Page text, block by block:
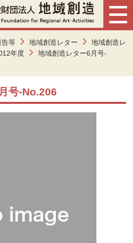
告等 地域創造レター
地域創造レ
年度
地域創造レター6月号-
号-No.206